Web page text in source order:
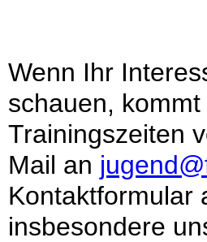
Wenn Ihr
schauen,
Trainingszeiten
Mail an
Kontaktformular
insbesondere